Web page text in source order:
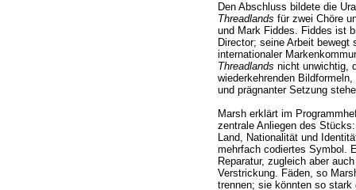
Den Abschluss bildete die
Threadlands für zwei Chöre
und Mark Fiddes. Fiddes ist
Director; seine Arbeit
internationaler
Threadlands nicht unwichtig,
wiederkehrenden
und prägnanter Setzung
Marsh erklärt im
zentrale Anliegen des
Land, Nationalität und
mehrfach codiertes Symbol.
Reparatur, zugleich aber
Verstrickung. Fäden, so
trennen; sie könnten so